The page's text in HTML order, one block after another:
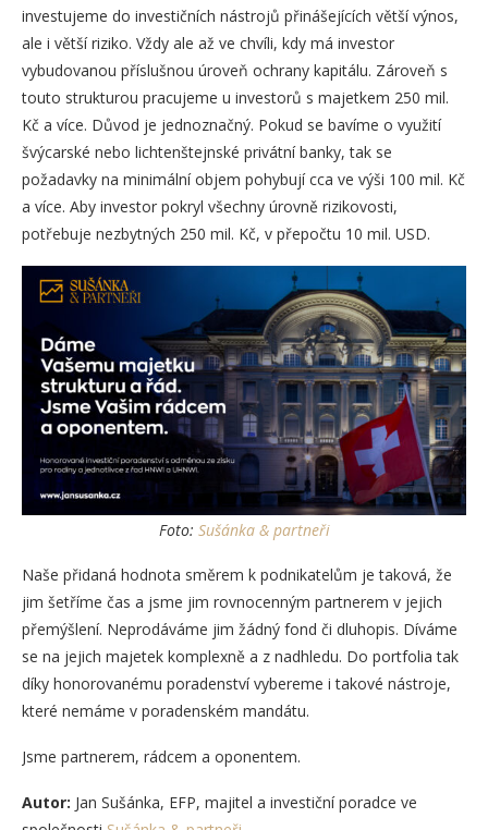
investujeme do investičních nástrojů přinášejících větší výnos,
ale i větší riziko. Vždy ale až ve chvíli, kdy má investor
vybudovanou příslušnou úroveň ochrany kapitálu. Zároveň s
touto strukturou pracujeme u investorů s majetkem 250 mil.
Kč a více. Důvod je jednoznačný. Pokud se bavíme o využití
švýcarské nebo lichtenštejnské privátní banky, tak se
požadavky na minimální objem pohybují cca ve výši 100 mil. Kč
a více. Aby investor pokryl všechny úrovně rizikovosti,
potřebuje nezbytných 250 mil. Kč, v přepočtu 10 mil. USD.
Foto: Sušánka & partneři
Naše přidaná hodnota směrem k podnikatelům je taková, že
jim šetříme čas a jsme jim rovnocenným partnerem v jejich
přemýšlení. Neprodáváme jim žádný fond či dluhopis. Díváme
se na jejich majetek komplexně a z nadhledu. Do portfolia tak
díky honorovanému poradenství vybereme i takové nástroje,
které nemáme v poradenském mandátu.
Jsme partnerem, rádcem a oponentem.
Autor: Jan Sušánka, EFP, majitel a investiční poradce ve